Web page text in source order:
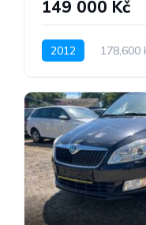
149 000 Kč
2012 178,600